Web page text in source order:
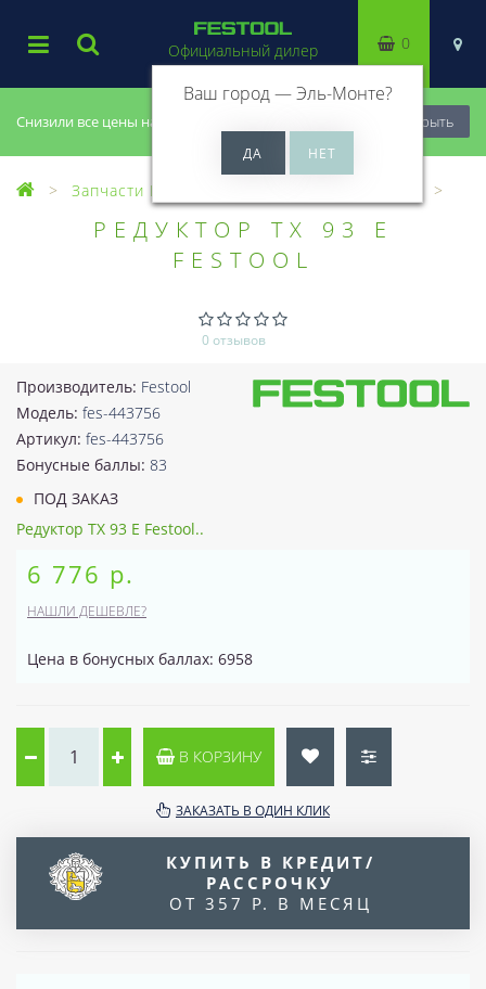
Снизили все цены на 20%, успей купить! Закрыть
Официальный дилер
Ваш город —Эль-Монте?
0
Запчасти Festool
РЕДУКТОР TX 93 E
FESTOOL
0 отзывов
Производитель: Festool
Модель: fes-443756
Артикул: fes-443756
Бонусные баллы: 83
ПОД ЗАКАЗ
Редуктор TX 93 E Festool..
6 776 р.
НАШЛИ ДЕШЕВЛЕ?
Цена в бонусных баллах: 6958
В КОРЗИНУ
ЗАКАЗАТЬ В ОДИН КЛИК
КУПИТЬ В КРЕДИТ/
РАССРОЧКУ
ОТ 357 Р. В МЕСЯЦ